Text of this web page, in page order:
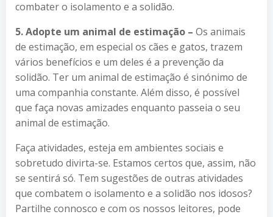
combater o isolamento e a solidão.
5. Adopte um animal de estimação – Os animais
de estimação, em especial os cães e gatos, trazem
vários benefícios e um deles é a prevenção da
solidão. Ter um animal de estimação é sinónimo de
uma companhia constante. Além disso, é possível
que faça novas amizades enquanto passeia o seu
animal de estimação.
Faça atividades, esteja em ambientes sociais e
sobretudo divirta-se. Estamos certos que, assim, não
se sentirá só. Tem sugestões de outras atividades
que combatem o isolamento e a solidão nos idosos?
Partilhe connosco e com os nossos leitores, pode